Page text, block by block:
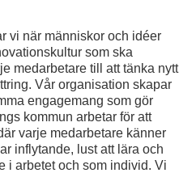
vi när människor och idéer
som ska
medarbetare till att tänka nytt
Vår organisation skapar
engagemang som gör
kommun arbetar för att
varje medarbetare känner
inflytande, lust att lära och
i arbetet och som individ. Vi